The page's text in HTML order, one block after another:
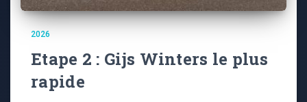
2026
Etape 2 : Gijs Winters le plus
rapide